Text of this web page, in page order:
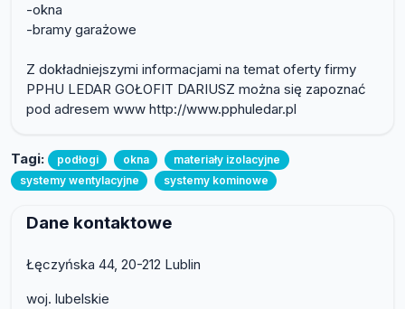
-okna
-bramy garażowe
Z dokładniejszymi informacjami na temat oferty firmy
PPHU LEDAR GOŁOFIT DARIUSZ można się zapoznać
pod adresem www http://www.pphuledar.pl
Tagi: podłogi okna
materiały izolacyjne
systemy wentylacyjne
systemy kominowe
Dane kontaktowe
Łęczyńska 44, 20-212 Lublin
woj. lubelskie